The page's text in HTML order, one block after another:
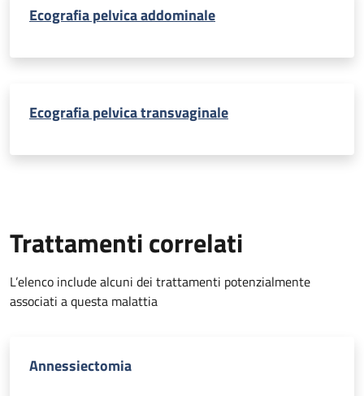
Ecografia pelvica addominale
Ecografia pelvica transvaginale
Trattamenti correlati
L’elenco include alcuni dei trattamenti potenzialmente
associati a questa malattia
Annessiectomia